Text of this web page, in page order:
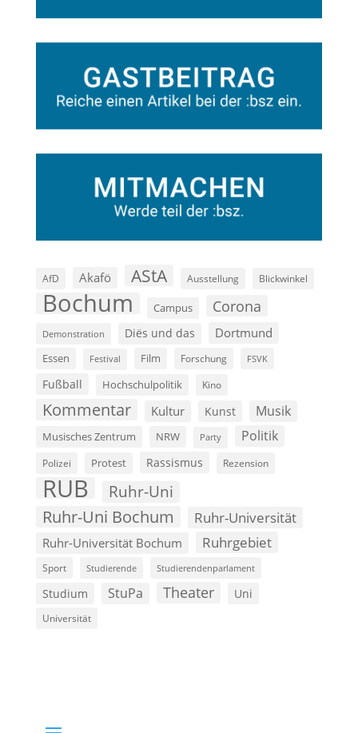
AfD Akafö AStA Ausstellung Blickwinkel
Bochum Campus Corona
Demonstration Diës und das Dortmund
Essen Festival Film Forschung FSVK
Fußball Hochschulpolitik Kino
Kommentar Kultur Kunst Musik
Musisches Zentrum NRW Party Politik
Polizei Protest Rassismus Rezension
RUB Ruhr-Uni
Ruhr-Uni Bochum Ruhr-Universität
Ruhr-Universität Bochum Ruhrgebiet
Sport Studierende Studierendenparlament
Studium StuPa Theater Uni
Universität